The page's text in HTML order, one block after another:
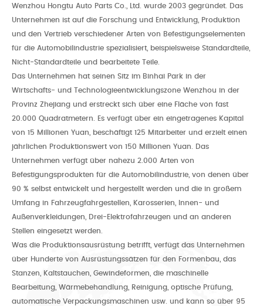
Kontaktieren Sie Uns
Die Kontaktdaten Einige Nachrichten Online
Wenzhou Hongtu Auto Parts Co., Ltd. wurde 2003 gegründet. Das
Unternehmen ist auf die Forschung und Entwicklung, Produktion
und den Vertrieb verschiedener Arten von Befestigungselementen
für die Automobilindustrie spezialisiert, beispielsweise Standardteile,
Nicht-Standardteile und bearbeitete Teile.
Das Unternehmen hat seinen Sitz im Binhai Park in der
Wirtschafts- und Technologieentwicklungszone Wenzhou in der
Provinz Zhejiang und erstreckt sich über eine Fläche von fast
20.000 Quadratmetern. Es verfügt über ein eingetragenes Kapital
von 15 Millionen Yuan, beschäftigt 125 Mitarbeiter und erzielt einen
jährlichen Produktionswert von 150 Millionen Yuan. Das
Unternehmen verfügt über nahezu 2.000 Arten von
Befestigungsprodukten für die Automobilindustrie, von denen über
90 % selbst entwickelt und hergestellt werden und die in großem
Umfang in Fahrzeugfahrgestellen, Karosserien, Innen- und
Außenverkleidungen, Drei-Elektrofahrzeugen und an anderen
Stellen eingesetzt werden.
Was die Produktionsausrüstung betrifft, verfügt das Unternehmen
über Hunderte von Ausrüstungssätzen für den Formenbau, das
Stanzen, Kaltstauchen, Gewindeformen, die maschinelle
Bearbeitung, Wärmebehandlung, Reinigung, optische Prüfung,
automatische Verpackungsmaschinen usw. und kann so über 95